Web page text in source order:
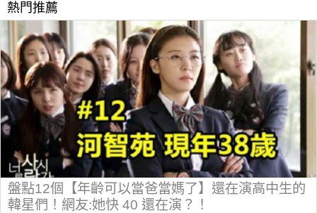
熱門推薦
盤點12個【年齡可以當爸當媽了】還在演高中生的
韓星們！網友:她快 40 還在演？！